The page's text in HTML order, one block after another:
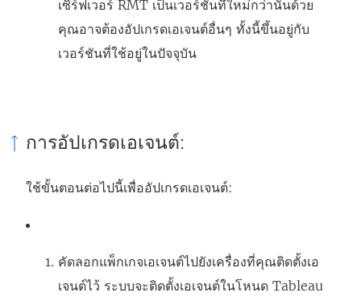
เซิร์ฟเวอร์ RMT เป็นเวอร์ชันที่ใหม่กว่านั้นด้วย
คุณอาจต้องอัปเกรดเอเจนต์อื่นๆ ทั้งนี้ขึ้นอยู่กับ
เวอร์ชันที่ใช้อยู่ในปัจจุบัน
การอัปเกรดเอเจนต์:
ใช้ขั้นตอนต่อไปนี้เพื่ออัปเกรดเอเจนต์:
คัดลอกแพ็กเกจเอเจนต์ไปยังเครื่องที่คุณติดตั้งเอ
เจนต์ไว้ ระบบจะติดตั้งเอเจนต์ในโหนด Tableau